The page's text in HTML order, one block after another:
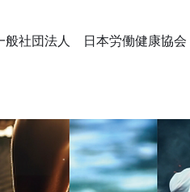
般社団法人 日本労働健康協会